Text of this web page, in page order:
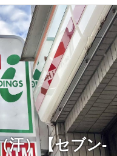
汗）【セブン-